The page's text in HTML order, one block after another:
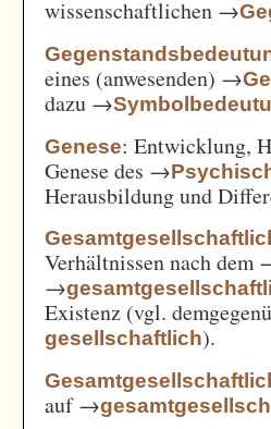
wissenschaftlichen →
eines (anwesenden) →
dazu →
Genese: Entwicklung,
Genese des →
Herausbildung und
Verhältnissen nach dem
→
Existenz (vgl.
gesellschaftlich).
auf →